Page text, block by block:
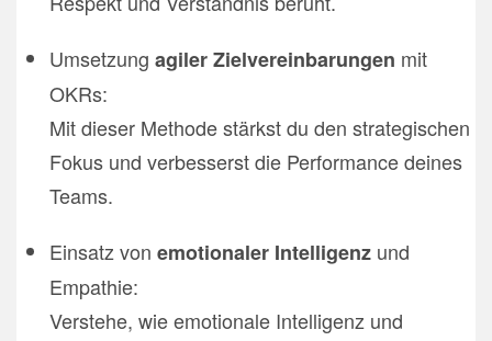
Umsetzung agiler Zielvereinbarungen mit
OKRs:
Mit dieser Methode stärkst du den strategischen
Fokus und verbesserst die Performance deines
Teams.
Einsatz von emotionaler Intelligenz und
Empathie:
Verstehe, wie emotionale Intelligenz und